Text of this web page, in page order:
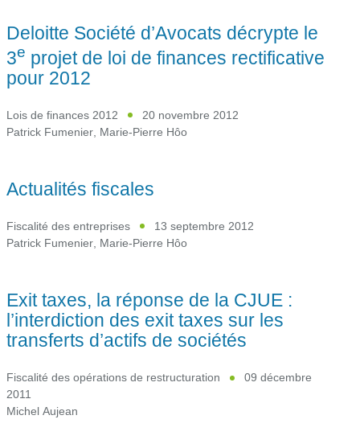
Deloitte Société d’Avocats décrypte le
3e projet de loi de finances rectificative
pour 2012
Lois de finances 2012
20 novembre 2012
Patrick Fumenier, Marie-Pierre Hôo
Actualités fiscales
Fiscalité des entreprises
13 septembre 2012
Patrick Fumenier, Marie-Pierre Hôo
Exit taxes, la réponse de la CJUE :
l’interdiction des exit taxes sur les
transferts d’actifs de sociétés
Fiscalité des opérations de restructuration
09 décembre
2011
Michel Aujean